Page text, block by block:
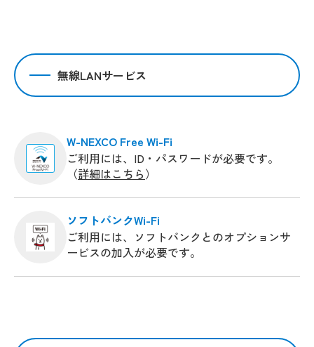
無線LANサービス
W-NEXCO Free Wi-Fi
ご利用には、ID・パスワードが必要です。
（詳細はこちら）
ソフトバンクWi-Fi
ご利用には、ソフトバンクとのオプションサ
ービスの加入が必要です。